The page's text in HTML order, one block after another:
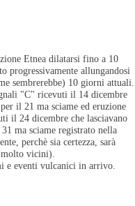
Etnea dilatarsi fino a 10
progressivamente allungandosi
sembrerebbe) 10 giorni attuali.
"C" ricevuti il 14 dicembre
il 21 ma sciame ed eruzione
il 24 dicembre che lasciavano
ma sciame registrato nella
perchè sia certezza, sarà
molto vicini).
e eventi vulcanici in arrivo.